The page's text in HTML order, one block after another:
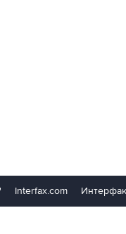
Interfax.com